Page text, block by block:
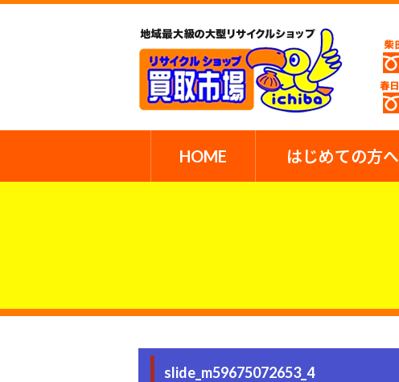
HOME はじめての方へ
slide_m59675072653_4